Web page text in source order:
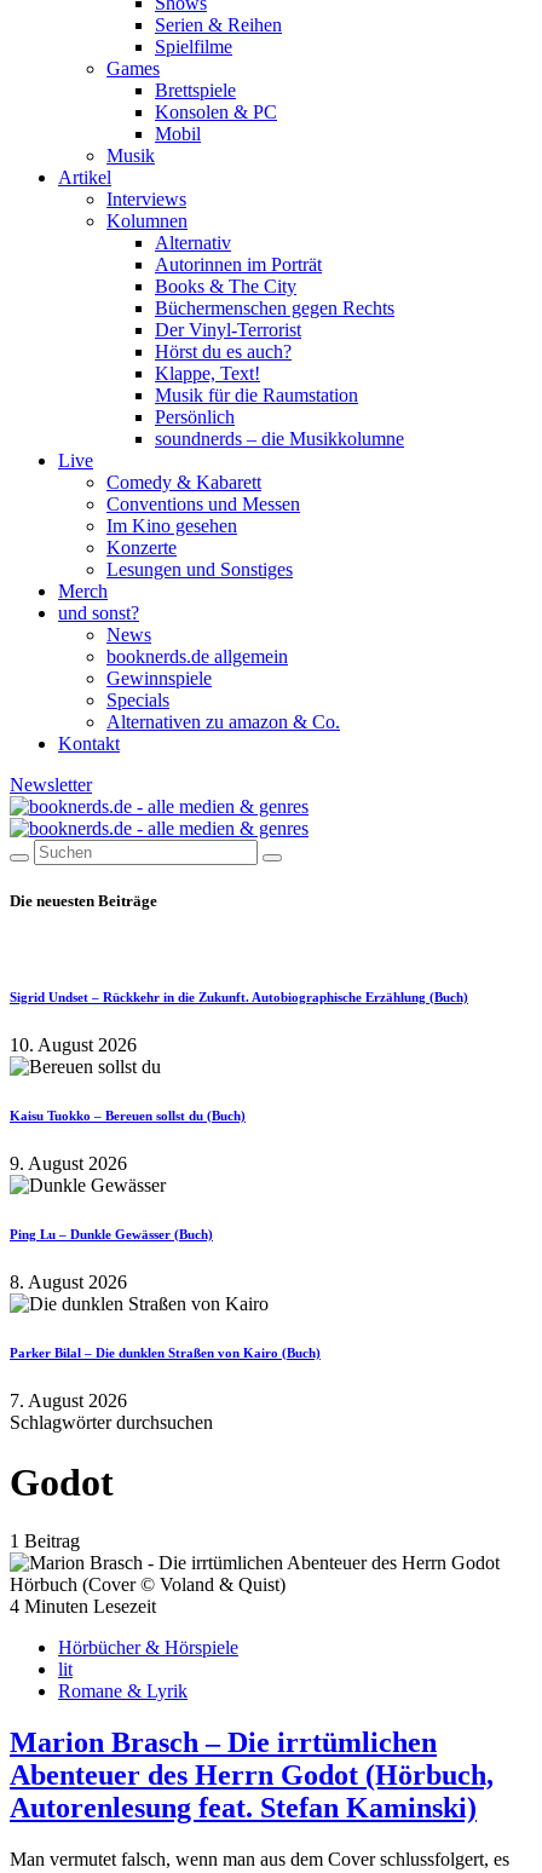
Serien & Reihen
Spielfilme
Games
Brettspiele
Konsolen & PC
Mobil
Musik
Artikel
Interviews
Kolumnen
Alternativ
Autorinnen im Porträt
Books & The City
Büchermenschen gegen Rechts
Der Vinyl-Terrorist
Hörst du es auch?
Klappe, Text!
Musik für die Raumstation
Persönlich
soundnerds – die Musikkolumne
Live
Comedy & Kabarett
Conventions und Messen
Im Kino gesehen
Konzerte
Lesungen und Sonstiges
Merch
und sonst?
News
booknerds.de allgemein
Gewinnspiele
Specials
Alternativen zu amazon & Co.
Kontakt
Newsletter
Die neuesten Beiträge
Sigrid Undset – Rückkehr in die Zukunft. Autobiographische Erzählung (Buch)
10. August 2026
Kaisu Tuokko – Bereuen sollst du (Buch)
9. August 2026
Ping Lu – Dunkle Gewässer (Buch)
8. August 2026
Parker Bilal – Die dunklen Straßen von Kairo (Buch)
7. August 2026
Schlagwörter durchsuchen
Godot
1 Beitrag
4 Minuten Lesezeit
Hörbücher & Hörspiele
lit
Romane & Lyrik
Marion Brasch – Die irrtümlichen
Abenteuer des Herrn Godot (Hörbuch,
Autorenlesung feat. Stefan Kaminski)
Man vermutet falsch, wenn man aus dem Cover schlussfolgert, es